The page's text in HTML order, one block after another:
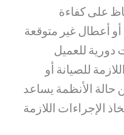
على كفاءة
أعطال غير متوقعة
دورية للعميل
للصيانة أو
حالة الأنظمة يساعد
الإجراءات اللازمة